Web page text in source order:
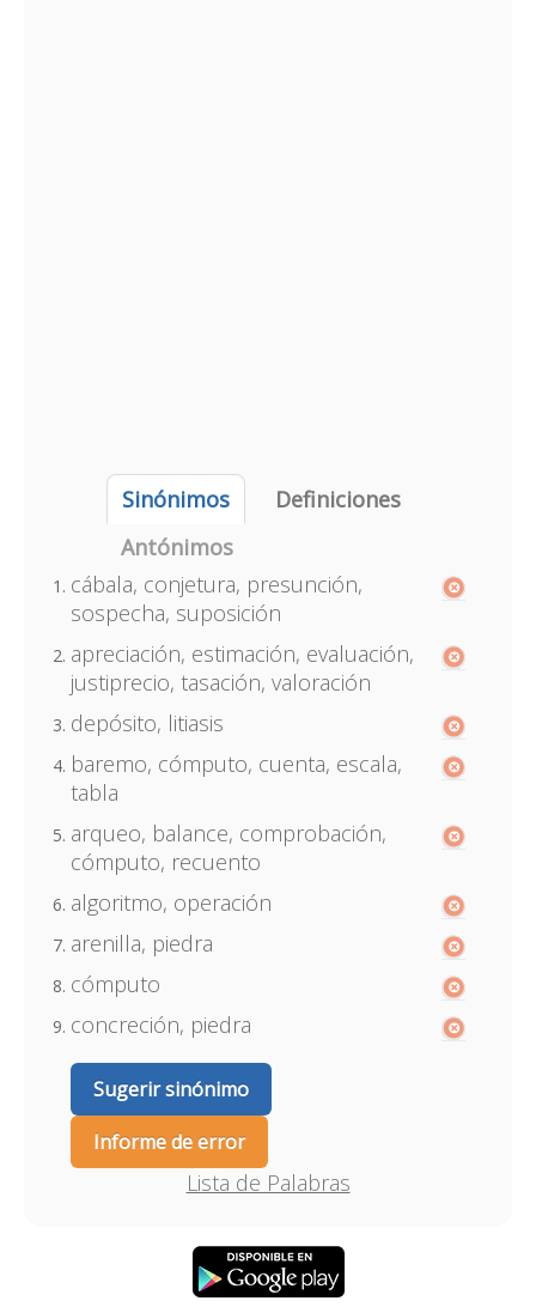
Sinónimos
Definiciones
Antónimos
cábala, conjetura, presunción,
sospecha, suposición
apreciación, estimación, evaluación,
justiprecio, tasación, valoración
depósito, litiasis
baremo, cómputo, cuenta, escala,
tabla
arqueo, balance, comprobación,
cómputo, recuento
algoritmo, operación
arenilla, piedra
cómputo
concreción, piedra
Sugerir sinónimo
Informe de error
Lista de Palabras